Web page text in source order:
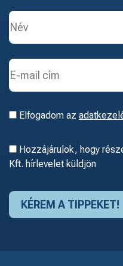
Elfogadom az
Hozzájárulok, hogy
Kft. hírlevelet küldjön